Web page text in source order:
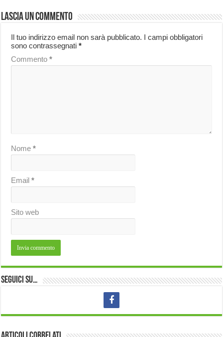
Lascia un commento
Il tuo indirizzo email non sarà pubblicato. I campi obbligatori
sono contrassegnati*
Commento*
Nome*
Email*
Sito web
Seguici su…